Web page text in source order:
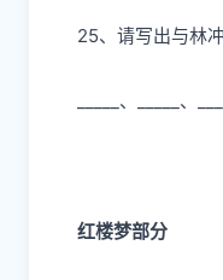
25、请写出与林
、 、
红楼梦部分